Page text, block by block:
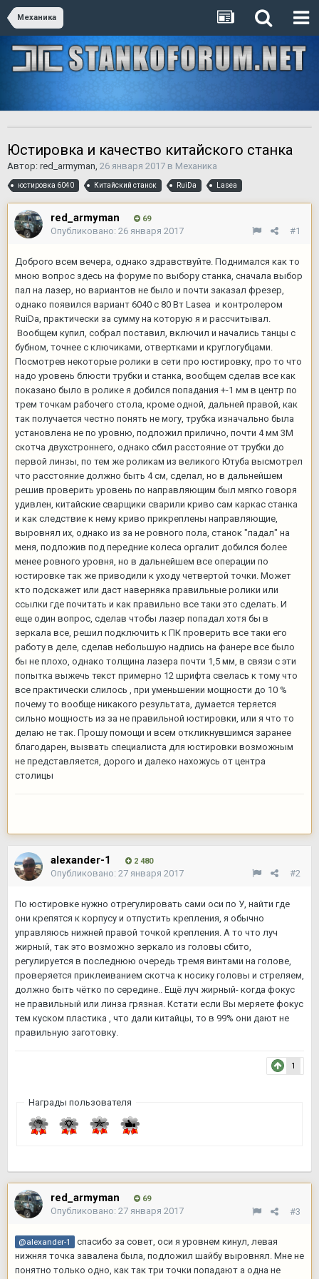
Механика
Юстировка и качество китайского станка
Автор: red_armyman, 26 января 2017 в Механика
юстировка 6040 Китайский станок RuiDa Lasea
red_armyman 69
#1
Опубликовано: 26 января 2017
Доброго всем вечера, однако здравствуйте. Поднимался как то
мною вопрос здесь на форуме по выбору станка, сначала выбор
пал на лазер, но вариантов не было и почти заказал фрезер,
однако появился вариант 6040 с 80 Вт Lasea и контролером
RuiDa, практически за сумму на которую я и рассчитывал.
Вообщем купил, собрал поставил, включил и начались танцы с
бубном, точнее с ключиками, отвертками и круглогубцами.
Посмотрев некоторые ролики в сети про юстировку, про то что
надо уровень блюсти трубки и станка, вообщем сделав все как
показано было в ролике я добился попадания +-1 мм в центр по
трем точкам рабочего стола, кроме одной, дальней правой, как
так получается честно понять не могу, трубка изначально была
установлена не по уровню, подложил прилично, почти 4 мм 3М
скотча двухстроннего, однако сбил расстояние от трубки до
первой линзы, по тем же роликам из великого Ютуба высмотрел
что расстояние должно быть 4 см, сделал, но в дальнейшем
решив проверить уровень по направляющим был мягко говоря
удивлен, китайские сварщики сварили криво сам каркас станка
и как следствие к нему криво прикреплены направляющие,
выровнял их, однако из за не ровного пола, станок "падал" на
меня, подложив под передние колеса оргалит добился более
менее ровного уровня, но в дальнейшем все операции по
юстировке так же приводили к уходу четвертой точки. Может
кто подскажет или даст наверняка правильные ролики или
ссылки где почитать и как правильно все таки это сделать. И
еще один вопрос, сделав чтобы лазер попадал хотя бы в
зеркала все, решил подключить к ПК проверить все таки его
работу в деле, сделав небольшую надпись на фанере все было
бы не плохо, однако толщина лазера почти 1,5 мм, в связи с эти
попытка выжечь текст примерно 12 шрифта свелась к тому что
все практически слилось , при уменьшении мощности до 10 %
почему то вообще никакого результата, думается теряется
сильно мощность из за не правильной юстировки, или я что то
делаю не так. Прошу помощи и всем откликнувшимся заранее
благодарен, вызвать специалиста для юстировки возможным
не представляется, дорого и далеко нахожусь от центра
столицы
alexander-1 2 480
#2
Опубликовано: 27 января 2017
По юстировке нужно отрегулировать сами оси по У, найти где
они крепятся к корпусу и отпустить крепления, я обычно
управляюсь нижней правой точкой крепления. А то что луч
жирный, так это возможно зеркало из головы сбито,
регулируется в последнюю очередь тремя винтами на голове,
проверяется приклеиванием скотча к носику головы и стреляем,
должно быть чётко по середине.. Ещё луч жирный- когда фокус
не правильный или линза грязная. Кстати если Вы меряете фокус
тем куском пластика , что дали китайцы, то в 99% они дают не
правильную заготовку.
1
Награды пользователя
red_armyman 69
#3
Опубликовано: 27 января 2017
@alexander-1
спасибо за совет, оси я уровнем кинул, левая
нижняя точка завалена была, подложил шайбу выровнял. Мне не
понятно только одно, как так три точки попадают а одна не